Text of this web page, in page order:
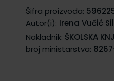
Šifra proizvoda:
Autor(i): Irena Vučić
Nakladnik: ŠKOLSKA
broj ministarstva: